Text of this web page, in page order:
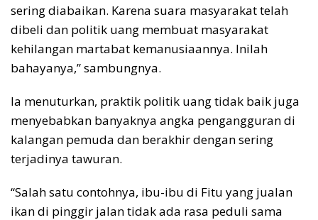
sering diabaikan. Karena suara masyarakat telah
dibeli dan politik uang membuat masyarakat
kehilangan martabat kemanusiaannya. Inilah
bahayanya,” sambungnya.
Ia menuturkan, praktik politik uang tidak baik juga
menyebabkan banyaknya angka pengangguran di
kalangan pemuda dan berakhir dengan sering
terjadinya tawuran.
“Salah satu contohnya, ibu-ibu di Fitu yang jualan
ikan di pinggir jalan tidak ada rasa peduli sama